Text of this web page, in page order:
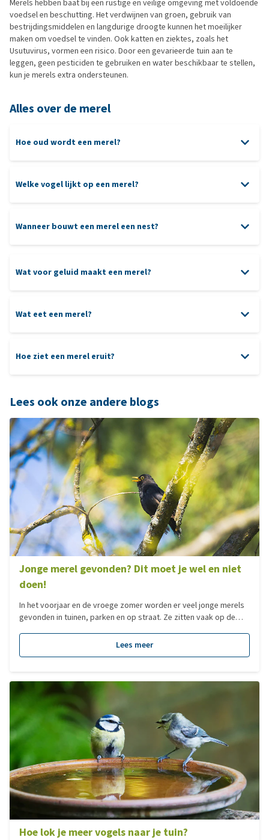
Merels hebben baat bij een rustige en veilige omgeving met voldoende
voedsel en beschutting. Het verdwijnen van groen, gebruik van
bestrijdingsmiddelen en langdurige droogte kunnen het moeilijker
maken om voedsel te vinden. Ook katten en ziektes, zoals het
Usutuvirus, vormen een risico. Door een gevarieerde tuin aan te
leggen, geen pesticiden te gebruiken en water beschikbaar te stellen,
kun je merels extra ondersteunen.
Alles over de merel
Hoe oud wordt een merel?
Welke vogel lijkt op een merel?
Wanneer bouwt een merel een nest?
“Jonge merel gevonden? Dit moet je wel en niet doen!”
Wat voor geluid maakt een merel?
Wat eet een merel?
Hoe ziet een merel eruit?
Lees ook onze andere blogs
Jonge merel gevonden? Dit moet je wel en niet
doen!
In het voorjaar en de vroege zomer worden er veel jonge merels
gevonden in tuinen, parken en op straat. Ze zitten vaak op de
Veel mensen denken dan ook dat het jong uit het nest is gevallen
en hulp nodig heeft. Toch is dat lang niet altijd het geval. In deze
moet ingrijpen.
Lees meer
Hoe lok je meer vogels naar je tuin?